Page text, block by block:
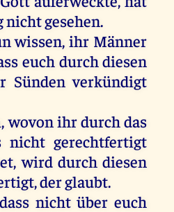
nichtgesehen.
wissen,ihr Männer
euch durchdiesen
Sünden verkündigt
,wovonihrdurchdas
nicht gerechtfertigt
,wird durch diesen
,derglaubt.
nicht über euch